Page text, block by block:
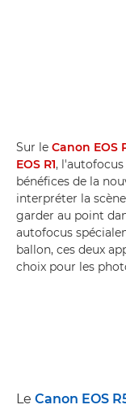
Sur le Canon EOS
EOS R1,
bénéfices de la
interpréter la
garder au point
autofocus
ballon, ces deux
choix pour les
Le Canon EOS